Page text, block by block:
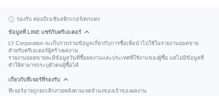
รองรับ คอมบิเนชันสติกเกอร์/ตกแต่ง
ข้อมูลที่ LINE แชร์กับครีเอเตอร์
LY Corporation จะเก็บรวบรวมข้อมูลเกี่ยวกับการซื้อเพื่อนำไปใช้ในรายงานยอดขาย
สำหรับครีเอเตอร์ผู้สร้างผลงาน
รายงานยอดขายจะมีข้อมูลวันที่ซื้อผลงานและประเทศที่ใช้งานของผู้ซื้อ แต่ไม่มีข้อมูลที่
ทำให้สามารถระบุตัวตนผู้ซื้อได้
เกี่ยวกับฟีเจอร์ที่รองรับ
ฟีเจอร์อาจถูกยกเลิกภายหลังตามเจตจำนงของเจ้าของผลงาน